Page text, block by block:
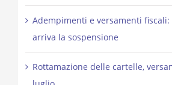
Adempimenti e versamenti fiscali:
arriva la sospensione
Rottamazione delle cartelle,